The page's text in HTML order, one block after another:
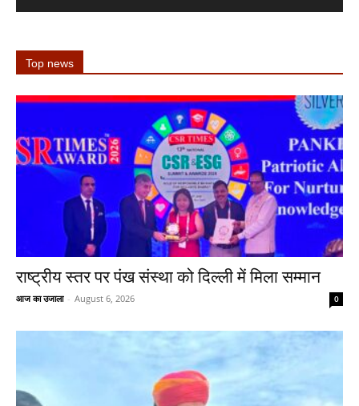
Top news
राष्ट्रीय स्तर पर पंख संस्था को दिल्ली में मिला सम्मान
आज का उजाला - August 6, 2026 0